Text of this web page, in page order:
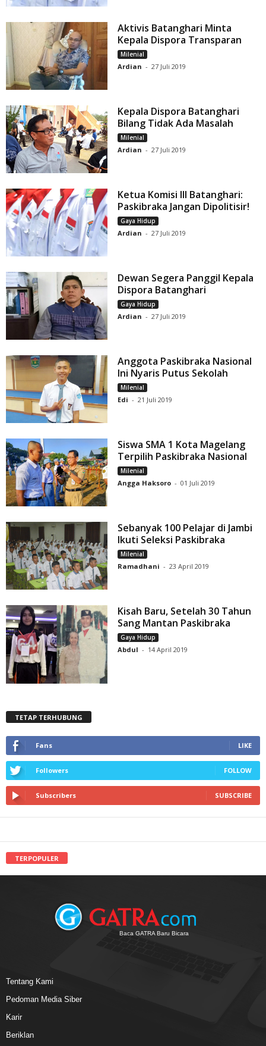
Aktivis Batanghari Minta
Kepala Dispora Transparan
Milenial
Ardian - 27 Juli 2019
Kepala Dispora Batanghari
Bilang Tidak Ada Masalah
Milenial
Ardian - 27 Juli 2019
Ketua Komisi III Batanghari:
Paskibraka Jangan Dipolitisir!
Gaya Hidup
Ardian - 27 Juli 2019
Dewan Segera Panggil Kepala
Dispora Batanghari
Gaya Hidup
Ardian - 27 Juli 2019
Anggota Paskibraka Nasional
Ini Nyaris Putus Sekolah
Milenial
Edi - 21 Juli 2019
Siswa SMA 1 Kota Magelang
Terpilih Paskibraka Nasional
Milenial
Angga Haksoro - 01 Juli 2019
Sebanyak 100 Pelajar di Jambi
Ikuti Seleksi Paskibraka
Milenial
Ramadhani - 23 April 2019
Kisah Baru, Setelah 30 Tahun
Sang Mantan Paskibraka
Gaya Hidup
Abdul - 14 April 2019
TETAP TERHUBUNG
Fans LIKE
Followers FOLLOW
Subscribers SUBSCRIBE
TERPOPULER
Baca GATRA Baru Bicara
Tentang Kami
Pedoman Media Siber
Karir
Beriklan